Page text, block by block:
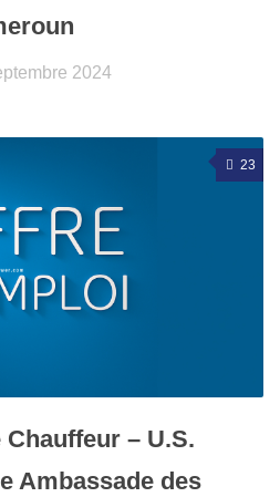
2024
23
– U.S.
Ambassade des